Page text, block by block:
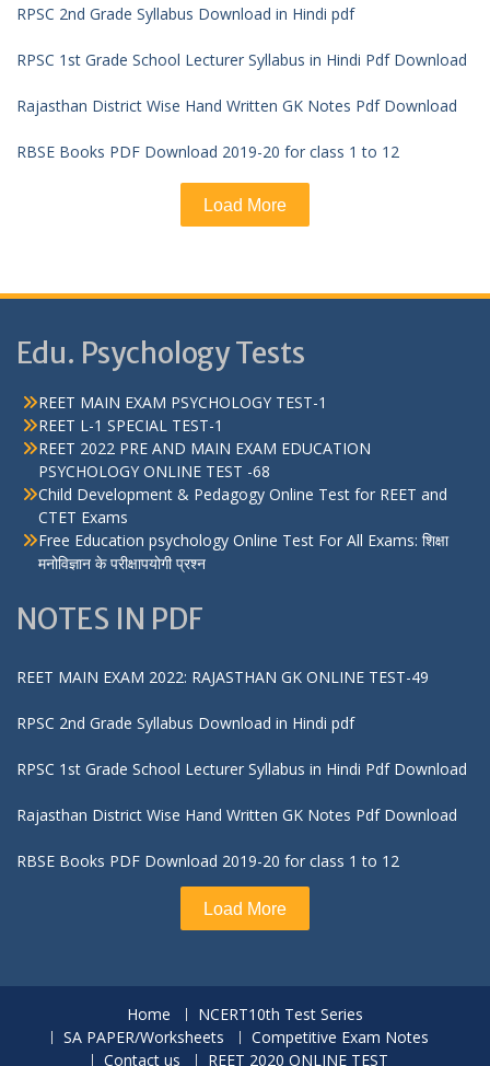
RPSC 2nd Grade Syllabus Download in Hindi pdf
RPSC 1st Grade School Lecturer Syllabus in Hindi Pdf Download
Rajasthan District Wise Hand Written GK Notes Pdf Download
RBSE Books PDF Download 2019-20 for class 1 to 12
Load More
Edu. Psychology Tests
REET MAIN EXAM PSYCHOLOGY TEST-1
REET L-1 SPECIAL TEST-1
REET 2022 PRE AND MAIN EXAM EDUCATION
PSYCHOLOGY ONLINE TEST -68
Child Development & Pedagogy Online Test for REET and
CTET Exams
Free Education psychology Online Test For All Exams: शिक्षा
मनोविज्ञान के परीक्षापयोगी प्रश्न
NOTES IN PDF
REET MAIN EXAM 2022: RAJASTHAN GK ONLINE TEST-49
RPSC 2nd Grade Syllabus Download in Hindi pdf
RPSC 1st Grade School Lecturer Syllabus in Hindi Pdf Download
Rajasthan District Wise Hand Written GK Notes Pdf Download
RBSE Books PDF Download 2019-20 for class 1 to 12
Load More
Home
NCERT10th Test Series
SA PAPER/Worksheets
Competitive Exam Notes
Contact us
REET 2020 ONLINE TEST